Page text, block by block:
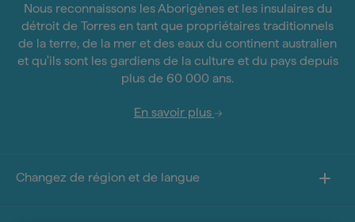
Nous reconnaissons les Aborigènes et les insulaires du
détroit de Torres en tant que propriétaires traditionnels
de la terre, de la mer et des eaux du continent australien
et qu'ils sont les gardiens de la culture et du pays depuis
plus de 60 000 ans.
En savoir plus
Changez de région et de langue